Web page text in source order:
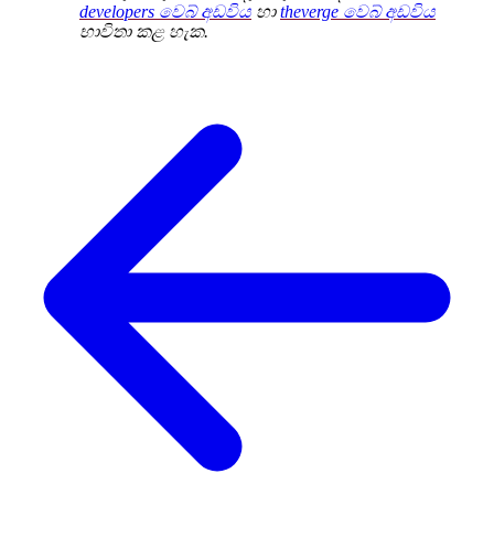
developers වෙබ් අඩවිය හාtheverge වෙබ් අඩවිය
භාවිතා කළ හැක.